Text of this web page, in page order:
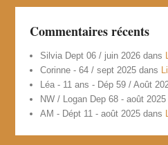
Commentaires récents
Silvia Dept 06 / juin 2026 dans
Corinne - 64 / sept 2025 dans
Léa - 11 ans - Dép 59 / Août
NW / Logan Dep 68 - août 2025
AM - Dépt 11 - août 2025 dans